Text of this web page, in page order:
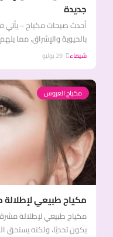
جديدة
أحدث صيحات مكياج –
بالحيوية والإشراق، مما
شيماء
مكياج العروس
مكياج طبيعي
مكياج طبيعي لإطلالة
يكون تحديًا، ولكنه يستحق